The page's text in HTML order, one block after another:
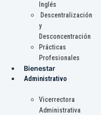
Inglés
Descentralización
y
Desconcentración
Prácticas
Profesionales
Bienestar
Administrativo
Vicerrectora
Administrativa